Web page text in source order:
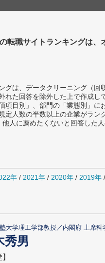
転職サイトランキングは、
は、データクリーニング（回
た回答を除外した上で作成し
項目別」、部門の「業態別」に
定人数の半数以上の企業がラン
人に薦めたくないと回答した
年 / 2021年 / 2020年 / 2019年 /
大学理工学部教授／内閣府 上席科
秀男